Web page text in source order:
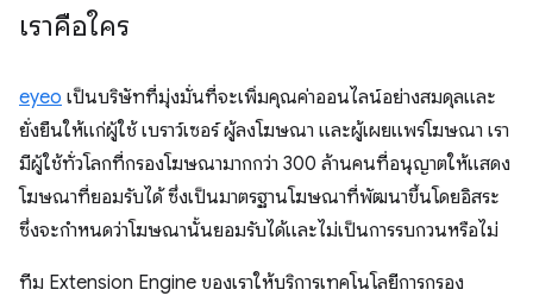
เราคือใคร
eyeo เป็นบริษัทที่มุ่งมั่นที่จะเพิ่มคุณค่าออนไลน์อย่างสมดุลและ
ยั่งยืนให้แก่ผู้ใช้ เบราว์เซอร์ ผู้ลงโฆษณา และผู้เผยแพร่โฆษณา เรา
มีผู้ใช้ทั่วโลกที่กรองโฆษณามากกว่า 300 ล้านคนที่อนุญาตให้แสดง
โฆษณาที่ยอมรับได้ ซึ่งเป็นมาตรฐานโฆษณาที่พัฒนาขึ้นโดยอิสระ
ซึ่งจะกำหนดว่าโฆษณานั้นยอมรับได้และไม่เป็นการรบกวนหรือไม่
ทีม Extension Engine ของเราให้บริการเทคโนโลยีการกรอง